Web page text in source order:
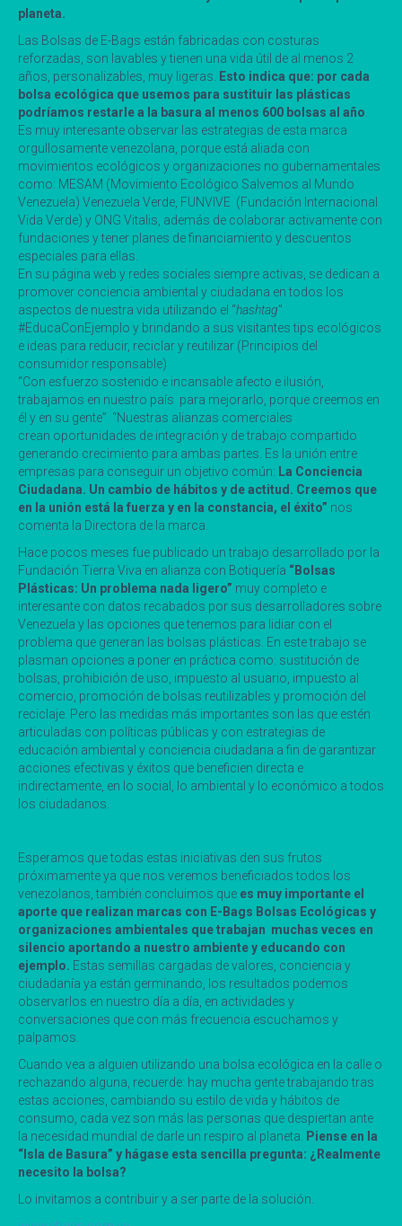
planeta.
Las Bolsas de E-Bags están fabricadas con costuras
reforzadas, son lavables y tienen una vida útil de al menos 2
años, personalizables, muy ligeras.
Esto indica que: por cada
bolsa ecológica que usemos para sustituir las plásticas
podríamos restarle a la basura al menos 600 bolsas al año
Es muy interesante observar las estrategias de esta marca
orgullosamente venezolana, porque está aliada con
movimientos ecológicos y organizaciones no gubernamentales
como: MESAM (Movimiento Ecológico Salvemos al Mundo
Venezuela) Venezuela Verde, FUNVIVE (Fundación Internacional
Vida Verde) y ONG Vitalis, además de colaborar activamente con
fundaciones y tener planes de financiamiento y descuentos
especiales para ellas.
En su página web y redes sociales siempre activas, se dedican a
promover conciencia ambiental y ciudadana en todos los
aspectos de nuestra vida utilizando el “hashtag”
#EducaConEjemplo y brindando a sus visitantes tips ecológicos
e ideas para reducir, reciclar y reutilizar (Principios del
consumidor responsable)
“Con esfuerzo sostenido e incansable afecto e ilusión,
trabajamos en nuestro país para mejorarlo, porque creemos en
él y en su gente” “Nuestras alianzas comerciales
crean oportunidades de integración y de trabajo compartido
generando crecimiento para ambas partes. Es la unión entre
empresas para conseguir un objetivo común: La Conciencia
Ciudadana. Un cambio de hábitos y de actitud. Creemos que
en la unión está la fuerza y en la constancia, el éxito” nos
comenta la Directora de la marca.
Hace pocos meses fue publicado un trabajo desarrollado por la
Fundación Tierra Viva en alianza con Botiquería “Bolsas
Plásticas: Un problema nada ligero” muy completo e
interesante con datos recabados por sus desarrolladores sobre
Venezuela y las opciones que tenemos para lidiar con el
problema que generan las bolsas plásticas. En este trabajo se
plasman opciones a poner en práctica como: sustitución de
bolsas, prohibición de uso, impuesto al usuario, impuesto al
comercio, promoción de bolsas reutilizables y promoción del
reciclaje. Pero las medidas más importantes son las que estén
articuladas con políticas públicas y con estrategias de
educación ambiental y conciencia ciudadana a fin de garantizar
acciones efectivas y éxitos que beneficien directa e
indirectamente, en lo social, lo ambiental y lo económico a todos
los ciudadanos.
Esperamos que todas estas iniciativas den sus frutos
próximamente ya que nos veremos beneficiados todos los
venezolanos, también concluimos que es muy importante el
aporte que realizan marcas con E-Bags Bolsas Ecológicas y
organizaciones ambientales que trabajan muchas veces en
silencio aportando a nuestro ambiente y educando con
ejemplo. Estas semillas cargadas de valores, conciencia y
ciudadanía ya están germinando, los resultados podemos
observarlos en nuestro día a día, en actividades y
conversaciones que con más frecuencia escuchamos y
palpamos.
Cuando vea a alguien utilizando una bolsa ecológica en la calle o
rechazando alguna, recuerde: hay mucha gente trabajando tras
estas acciones, cambiando su estilo de vida y hábitos de
consumo, cada vez son más las personas que despiertan ante
la necesidad mundial de darle un respiro al planeta.
Piense en la
“Isla de Basura” y hágase esta sencilla pregunta: ¿Realmente
necesito la bolsa?
Lo invitamos a contribuir y a ser parte de la solución.